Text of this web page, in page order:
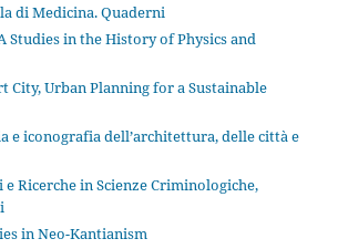
di Medicina. Quaderni
Studies in the History of Physics and
City, Urban Planning for a Sustainable
e iconografia dell’architettura, delle città e
e Ricerche in Scienze Criminologiche,
in Neo-Kantianism